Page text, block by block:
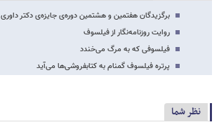
برگزیدگان هفتمین و هشتمین دوره‌ی جایزه‌ی دکتر داوری
روایت روزنامه‌نگار از فیلسوف
فیلسوفی که به مرگ می‌خندد
پرتره فیلسوف گمنام به کتابفروشی‌ها می‌آید
نظر شما